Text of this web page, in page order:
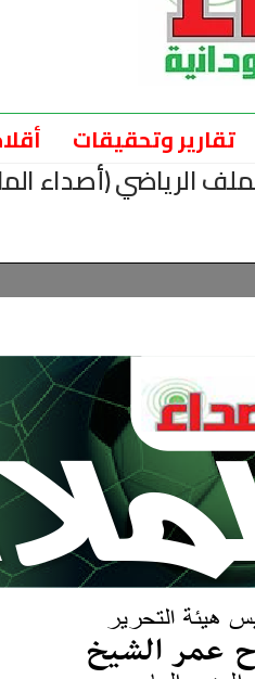
تقارير وتحقيقات
(أصداء الملاعب)–العدد 475